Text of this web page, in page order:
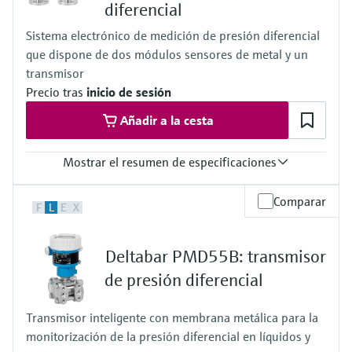
Presión de proceso absoluta / límite de sobrepresión máx.
Rango de medición del proceso
100 mbar...40 bar
(1.5 psi...600 psi)
Material de la membrana de proceso
Cerámica
100 mbar...40 bar
(1.5 psi...600 psi)
diferencial
Sistema electrónico de medición de presión diferencial
que dispone de dos módulos sensores de metal y un
transmisor
Precio tras inicio de sesión
Añadir a la cesta
Mostrar el resumen de especificaciones
0,075 % del sensor individual,
Temperatura del proceso
–40...+125°C
(–40 ... +257°F)
Presión de proceso absoluta / límite de sobrepresión máx.
160 bar (2400 psi)
Rango de medición del proceso
400 mbar...10 bar
F L E X Comparar
Deltabar PMD55B: transmisor
de presión diferencial
Transmisor inteligente con membrana metálica para la
monitorización de la presión diferencial en líquidos y